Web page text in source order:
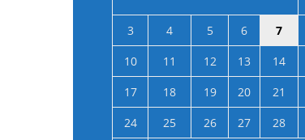
3
4 5 6 7
10
11 12 13 14
17
18 19 20 21
24
25 26 27 28